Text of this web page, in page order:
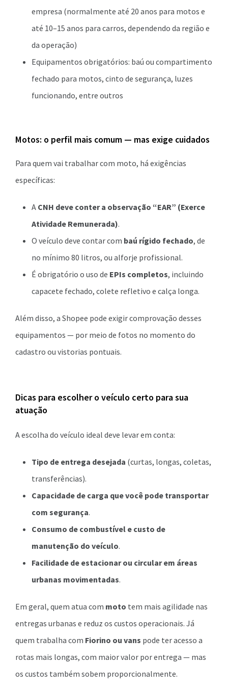
empresa (normalmente até 20 anos para motos e
até 10–15 anos para carros, dependendo da região e
da operação)
Equipamentos obrigatórios: baú ou compartimento
fechado para motos, cinto de segurança, luzes
funcionando, entre outros
Motos: o perfil mais comum — mas exige cuidados
Para quem vai trabalhar com moto, há exigências
específicas:
A CNH deve conter a observação “EAR” (Exerce
Atividade Remunerada).
O veículo deve contar com baú rígido fechado, de
no mínimo 80 litros, ou alforje profissional.
É obrigatório o uso de EPIs completos, incluindo
capacete fechado, colete refletivo e calça longa.
Além disso, a Shopee pode exigir comprovação desses
equipamentos — por meio de fotos no momento do
cadastro ou vistorias pontuais.
Dicas para escolher o veículo certo para sua
atuação
A escolha do veículo ideal deve levar em conta:
Tipo de entrega desejada (curtas, longas, coletas,
transferências).
Capacidade de carga que você pode transportar
com segurança.
Consumo de combustível e custo de
manutenção do veículo.
Facilidade de estacionar ou circular em áreas
urbanas movimentadas.
Em geral, quem atua com moto tem mais agilidade nas
entregas urbanas e reduz os custos operacionais. Já
quem trabalha com Fiorino ou vans pode ter acesso a
rotas mais longas, com maior valor por entrega — mas
os custos também sobem proporcionalmente.